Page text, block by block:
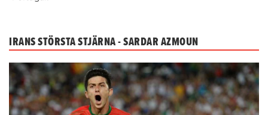
IRANS STÖRSTA STJÄRNA - SARDAR AZMOUN